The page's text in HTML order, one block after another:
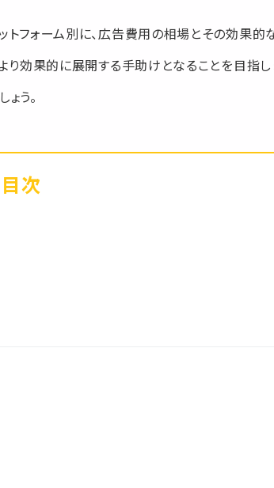
フォーム別に、広告費用の相場とその効果的
効果的に展開する手助けとなることを目指し
う。
目次